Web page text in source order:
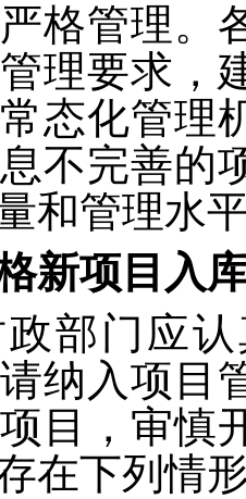
管理。各
理要求，
态化管理
不完善的
和管理水
新项目入
门应认
纳入项目
目，审慎
在下列情